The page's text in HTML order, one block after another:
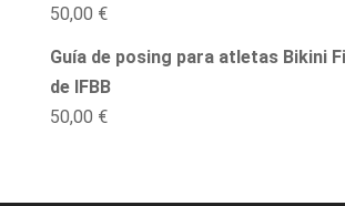
50,00 €
Guía de posing para atletas Bikini
de IFBB
50,00 €